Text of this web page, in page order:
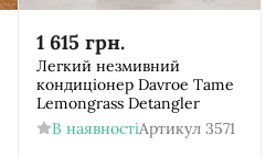
1 615 грн.
Легкий незмивний
кондиціонер Davroe Tame
Lemongrass Detangler
В наявностіАртикул 3571